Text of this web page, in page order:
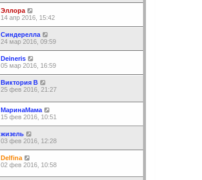
Эллора
14 апр 2016, 15:42
Синдерелла
24 мар 2016, 09:59
Deineris
05 мар 2016, 16:59
Виктория В
25 фев 2016, 21:27
МаринаМама
15 фев 2016, 10:51
жизель
03 фев 2016, 12:28
Delfina
02 фев 2016, 10:58